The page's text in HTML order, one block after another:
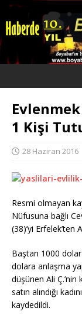
1 Kişi
28 Haziran 2016
Resmi olmayan
Nüfusuna bağlı
(38)’yi Erfelek’ten
Baştan 1000
dolara anlaşma
düşünen Ali
satın alındığı
kaydedildi.